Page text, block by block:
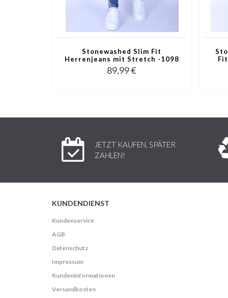
Stonewashed Slim Fit
Herrenjeans mit Stretch -1098
- Blau
89,99 €
JETZT KAUFEN, SPÄTER
ZAHLEN!
KUNDENDIENST
Kundenservice
AGB
Datenschutz
Impressum
Kundeninformationen
Versandkosten